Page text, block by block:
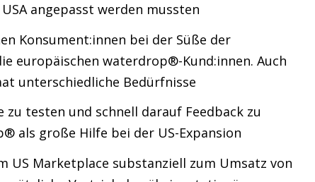
angepasst werden mussten
Konsument:innen bei der Süße der
europäischen waterdrop®-Kund:innen. Auch
unterschiedliche Bedürfnisse
testen und schnell darauf Feedback zu
als große Hilfe bei der US-Expansion
US Marketplace substanziell zum Umsatz von